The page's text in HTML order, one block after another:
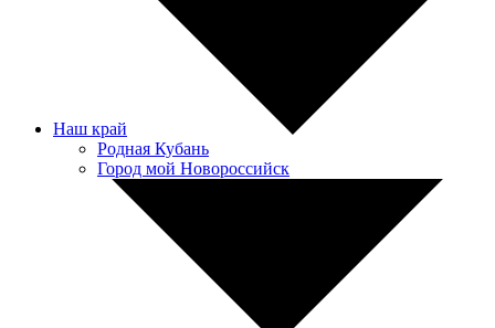
Наш край
Родная Кубань
Город мой Новороссийск